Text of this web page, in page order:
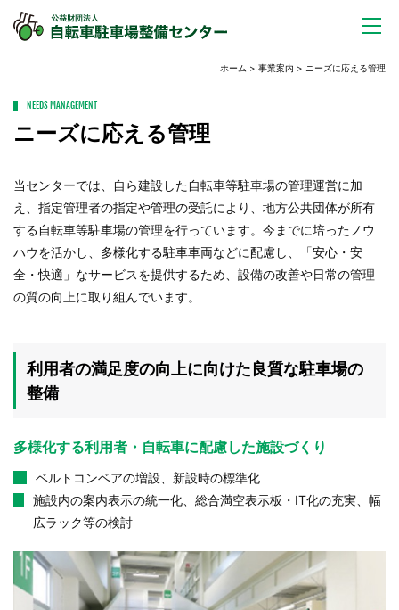
ホーム > 事業案内 > ニーズに応える管理
NEEDS MANAGEMENT
ニーズに応える管理
当センターでは、自ら建設した自転車等駐車場の管理運営に加
え、指定管理者の指定や管理の受託により、地方公共団体が所有
する自転車等駐車場の管理を行っています。今までに培ったノウ
ハウを活かし、多様化する駐車車両などに配慮し、「安心・安
全・快適」なサービスを提供するため、設備の改善や日常の管理
の質の向上に取り組んでいます。
利用者の満足度の向上に向けた良質な駐車場の
整備
多様化する利用者・自転車に配慮した施設づくり
ベルトコンベアの増設、新設時の標準化
施設内の案内表示の統一化、総合満空表示板・IT化の充実、幅
広ラック等の検討